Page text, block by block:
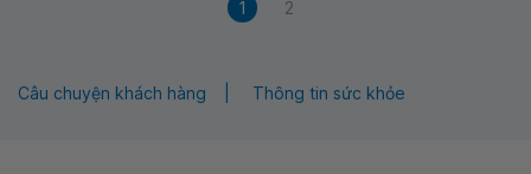
1 2
Câu chuyện khách hàng Thông tin sức khỏe